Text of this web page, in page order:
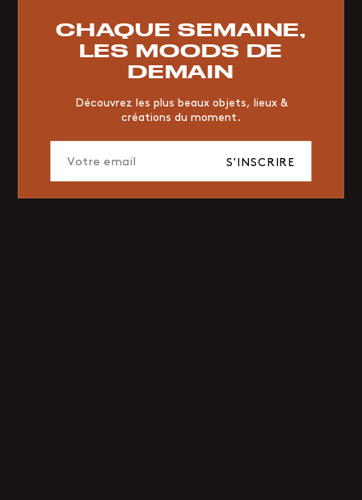
CHAQUE SEMAINE,
LES MOODS DE
DEMAIN
Découvrez les plus beaux objets, lieux &
créations du moment.
S'INSCRIRE
RESTAURANT VINTAGE MOODBOARD
BOIS
JAUNE
HÔTEL
ORGANIQUE
MEMPHIS ÉDITIONS
VASE
ICONIC
2023